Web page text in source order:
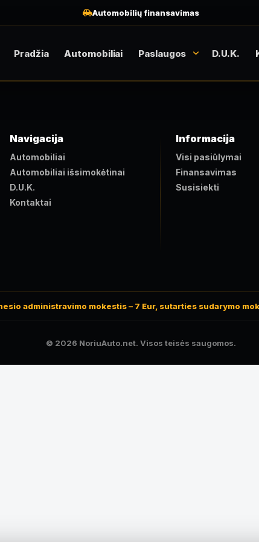
Automobilių finansavimas
Pradžia Automobiliai Paslaugos D.U.K.
Navigacija
Automobiliai
Automobiliai išsimokėtinai
D.U.K.
Kontaktai
Informacija
Visi pasiūlymai
Finansavimas
Susisiekti
mokestis – 7 Eur, sutarties sudarymo
© 2026 NoriuAuto.net. Visos teisės saugomos.